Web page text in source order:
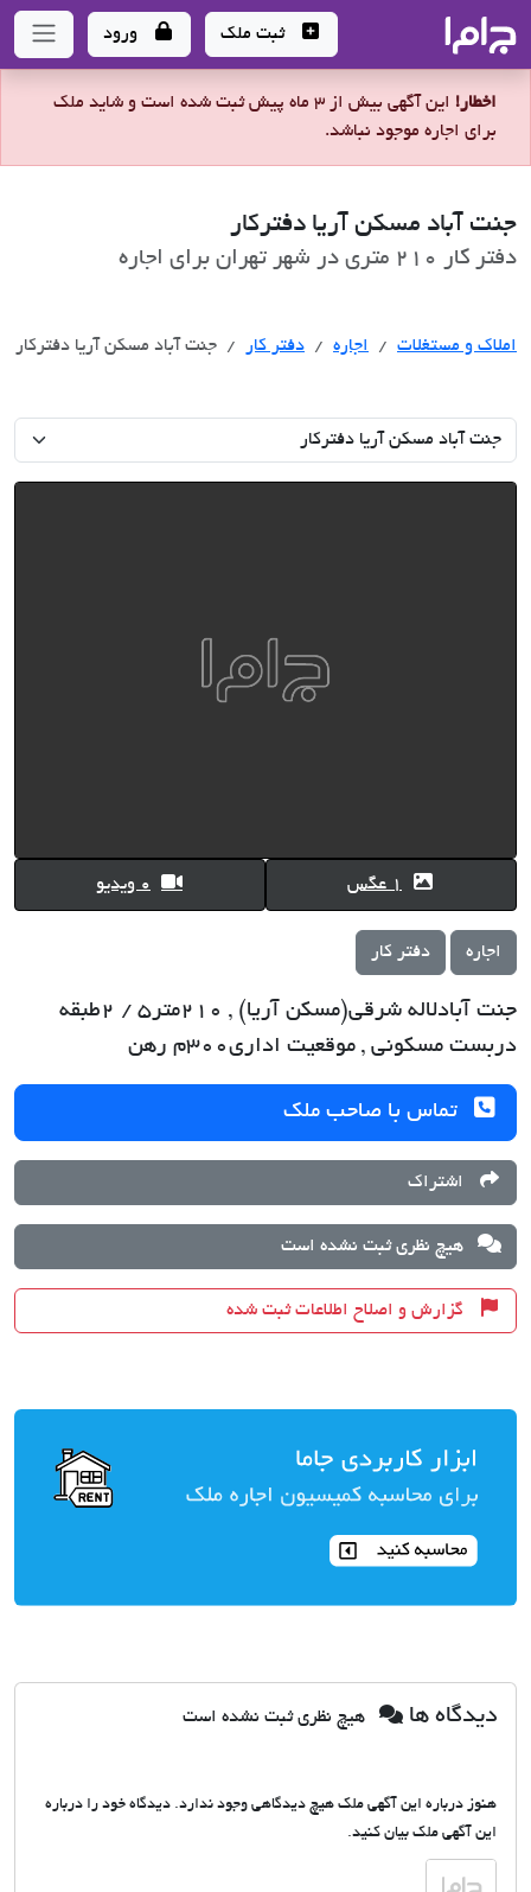
- سامانه جامع املاک و مشاورین املاک
ثبت ملک ورود
اخطار!
این آگهی بیش از 3 ماه پیش ثبت شده است و شاید ملک
برای اجاره موجود نباشد.
جنت آباد مسکن آریا دفترکار
دفتر کار 210 متری در شهر تهران برای اجاره
املاک و مستغلات اجاره اجاره
دفتر کار جنت آباد مسکن آریا دفترکار
1 عگس 0 ویدیو
اجاره دفتر کار
جنت آبادلاله شرقی(مسکن آریا) , 210متر5 / 2طبقه
دربست مسکونی , موقعیت اداری300م رهن
تماس با صاحب ملک
اشتراک
هیچ نظری ثبت نشده است
گزارش و اصلاح اطلاعات ثبت شده
دیدگاه ها هیچ نظری ثبت نشده است
هنوز درباره این آگهی ملک هیچ دیدگاهی وجود ندارد. دیدگاه خود را درباره
این آگهی ملک بیان کنید.